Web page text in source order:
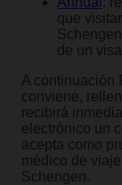
que
de un
A continuación
conviene,
recibirá
electrónico un
acepta como
médico de
Schengen.